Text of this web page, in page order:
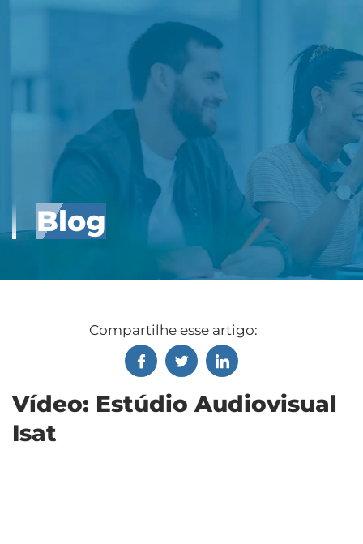
Blog
Compartilhe esse artigo:
Vídeo: Estúdio Audiovisual
Isat